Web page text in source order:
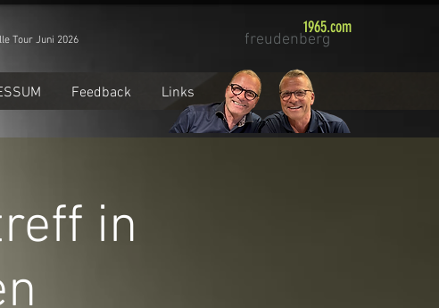
1965.com
freudenberg
Feedback Links
Tour Juni 2026
in